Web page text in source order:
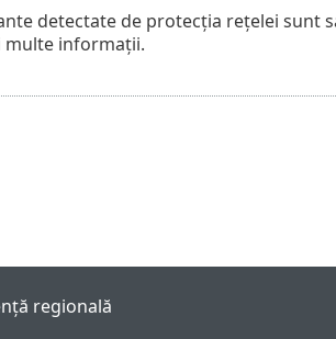
detectate de protecția rețelei sunt
multe informații.
regională